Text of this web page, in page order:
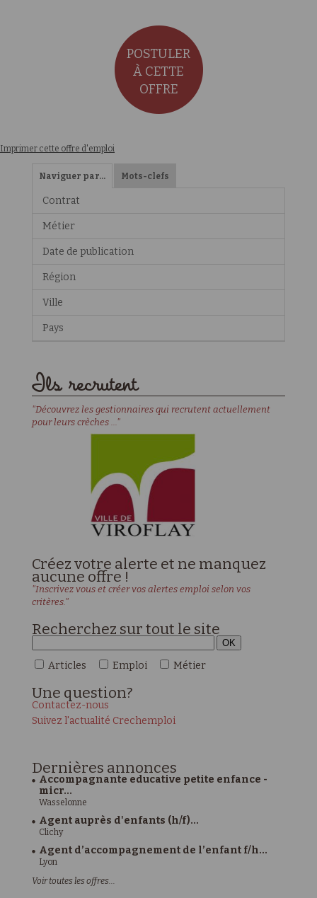
POSTULER
À CETTE
OFFRE
Imprimer cette offre d'emploi
Naviguer par… Mots-clefs
Contrat
Métier
Date de publication
Région
Ville
Pays
Ils recrutent
"Découvrez les gestionnaires qui recrutent actuellement
pour leurs crèches ..."
Créez votre alerte et ne manquez
aucune offre !
"Inscrivez vous et créer vos alertes emploi selon vos
critères."
Recherchez sur tout le site
Articles Emploi Métier
Une question?
Contactez-nous
Suivez l'actualité Crechemploi
Dernières annonces
Accompagnante educative petite enfance -
micr...
Wasselonne
Agent auprès d'enfants (h/f)...
Clichy
Agent d’accompagnement de l’enfant f/h...
Lyon
Voir toutes les offres...